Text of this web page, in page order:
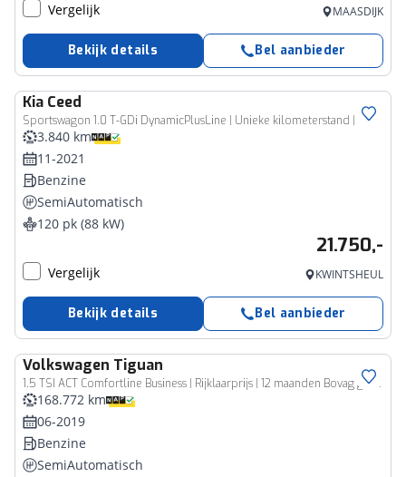
Vergelijk MAASDIJK
Bekijk details Bel aanbieder
Kia Ceed
Sportswagon 1.0 T-GDi DynamicPlusLine | Unieke kilometerstand |
3.840 km
11-2021
Benzine
SemiAutomatisch
120 pk (88 kW)
21.750,-
Vergelijk KWINTSHEUL
Bekijk details Bel aanbieder
Volkswagen Tiguan
1.5 TSI ACT Comfortline Business | Rijklaarprijs | 12 maanden Bovag garantie
168.772 km
06-2019
Benzine
SemiAutomatisch